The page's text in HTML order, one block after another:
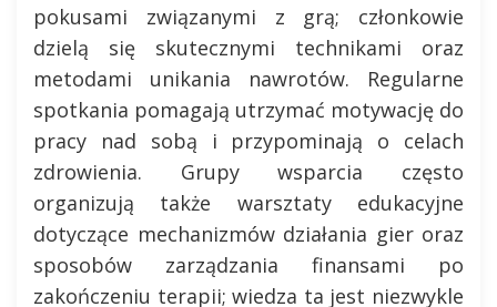
pokusami związanymi z grą; członkowie
dzielą się skutecznymi technikami oraz
metodami unikania nawrotów. Regularne
spotkania pomagają utrzymać motywację do
pracy nad sobą i przypominają o celach
zdrowienia. Grupy wsparcia często
organizują także warsztaty edukacyjne
dotyczące mechanizmów działania gier oraz
sposobów zarządzania finansami po
zakończeniu terapii; wiedza ta jest niezwykle